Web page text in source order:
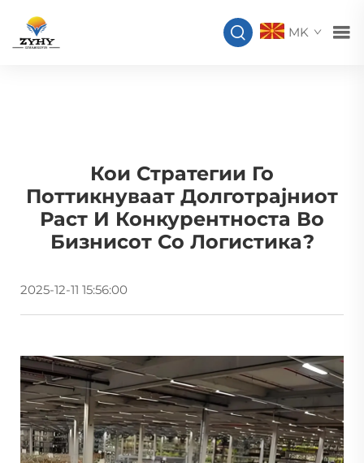
MK
Кои Стратегии Го
Поттикнуваат Долготрајниот
Раст И Конкурентноста Во
Бизнисот Со Логистика?
2025-12-11 15:56:00